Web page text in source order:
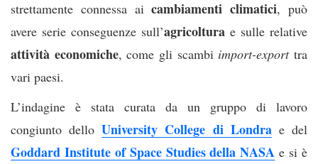
strettamente connessa aicambiamenti climatici, può
avere serie conseguenze sull’agricoltura e sulle relative
attività economiche, come gli scambi import-exporttra
vari paesi.
L’indagine è stata curata da un gruppo di lavoro
congiunto delloUniversity College di Londrae del
Goddard Institute of Space Studies della NASA e si è